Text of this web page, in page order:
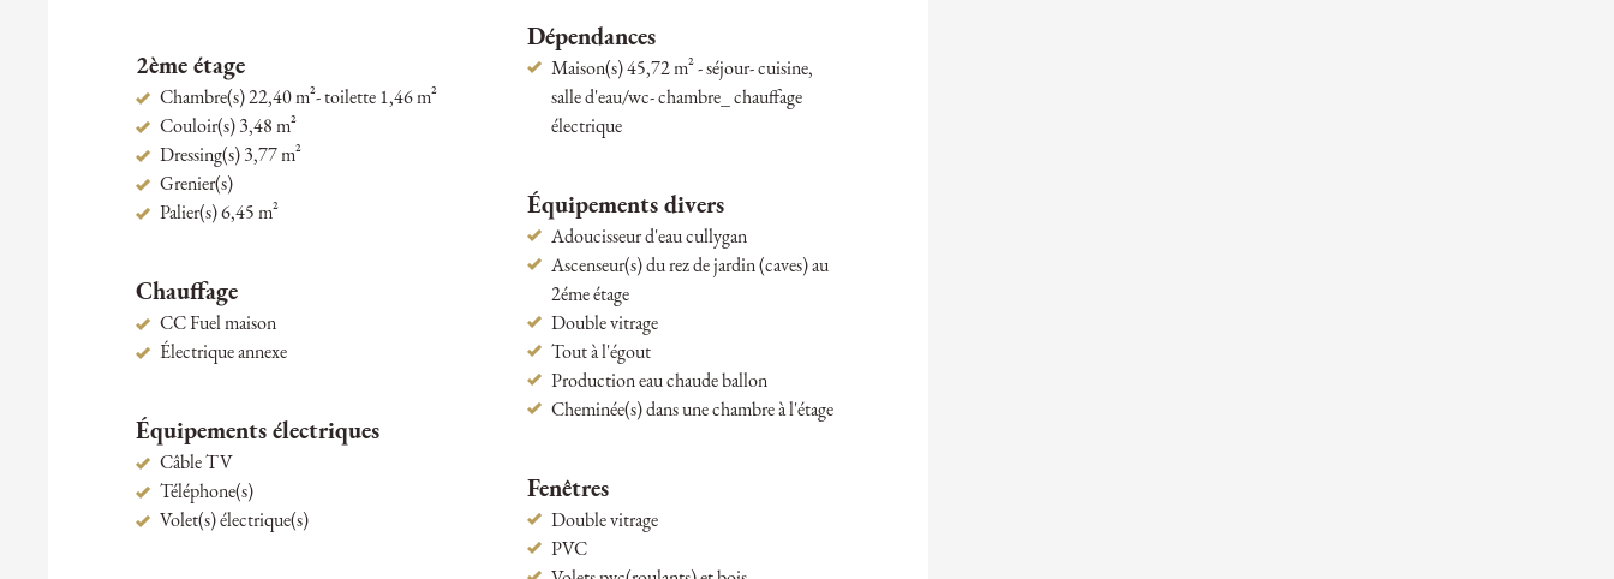
2ème étage
Chambre(s) 22,40 m²- toilette 1,46 m²
Couloir(s) 3,48 m²
Dressing(s) 3,77 m²
Grenier(s)
Palier(s) 6,45 m²
Chauffage
CC Fuel maison
Électrique annexe
Équipements électriques
Câble TV
Téléphone(s)
Volet(s) électrique(s)
Dépendances
Maison(s) 45,72 m² - séjour- cuisine,
salle d'eau/wc- chambre_ chauffage
électrique
Équipements divers
Adoucisseur d'eau cullygan
Ascenseur(s) du rez de jardin (caves) au
2éme étage
Double vitrage
Tout à l'égout
Production eau chaude ballon
Cheminée(s) dans une chambre à l'étage
Fenêtres
Double vitrage
PVC